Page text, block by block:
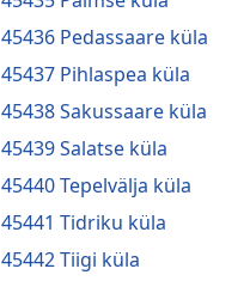
45436 Pedassaare küla
45437 Pihlaspea küla
45438 Sakussaare küla
45439 Salatse küla
45440 Tepelvälja küla
45441 Tidriku küla
45442 Tiigi küla